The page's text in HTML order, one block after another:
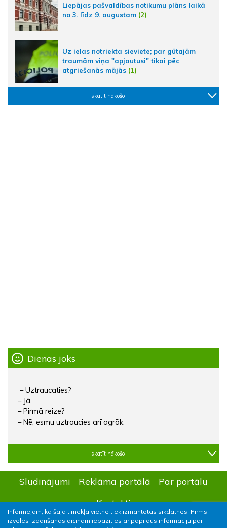
Informējam, ka šajā tīmekļa vietnē tiek izmantotas sīkdatnes. Pirms
izvēles izdarīšanas aicinām iepazīties ar papildus informāciju par
Liepājas pašvaldības notikumu plāns laikā
no 3. līdz 9. augustam (2)
Uz ielas notriekta sieviete; par gūtajām
traumām viņa "apjautusi" tikai pēc
atgriešanās mājās (1)
skatīt nākošo
Dienas joks
– Uztraucaties?
– Jā.
– Pirmā reize?
– Nē, esmu uztraucies arī agrāk.
skatīt nākošo
Sludinājumi Reklāma portālā
Par portālu
Kontakti